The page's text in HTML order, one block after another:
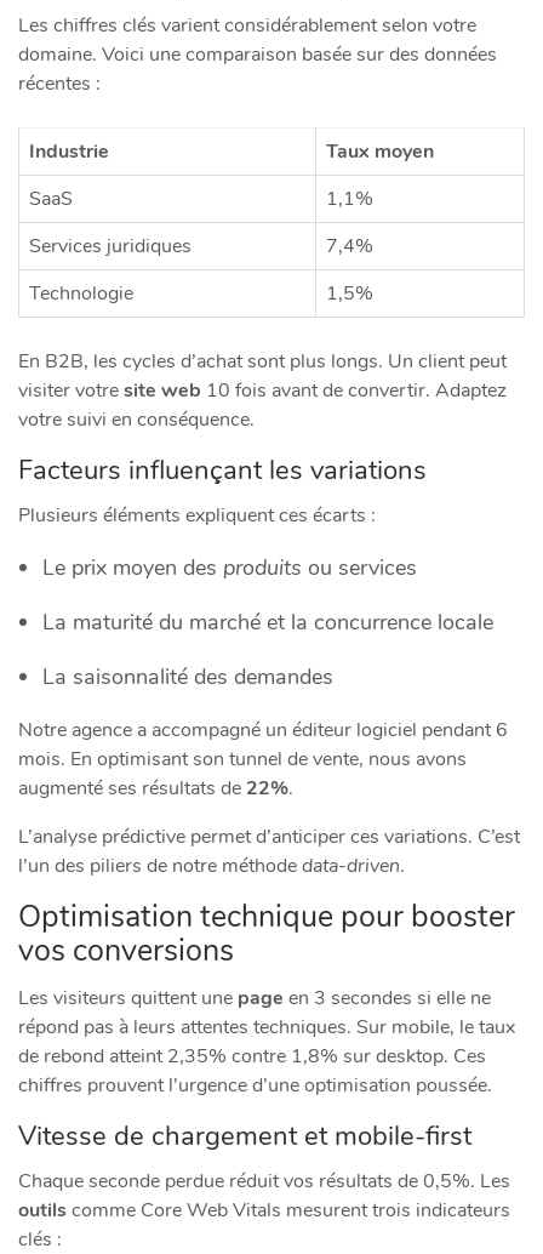
Les chiffres clés varient considérablement selon votre
domaine. Voici une comparaison basée sur des données
récentes :
Industrie
Taux moyen
SaaS
1,1%
Services juridiques
7,4%
Technologie
1,5%
En B2B, les cycles d’achat sont plus longs. Un client peut
visiter votresite web 10 fois avant de convertir. Adaptez
votre suivi en conséquence.
Facteurs influençant les variations
Plusieurs éléments expliquent ces écarts :
Le prix moyen des produits ou services
La maturité du marché et la concurrence locale
La saisonnalité des demandes
Notre agence a accompagné un éditeur logiciel pendant 6
mois. En optimisant son tunnel de vente, nous avons
augmenté ses résultats de 22%.
L’analyse prédictive permet d’anticiper ces variations. C’est
l’un des piliers de notre méthodedata-driven.
Optimisation technique pour booster
vos conversions
Les visiteurs quittent une page en 3 secondes si elle ne
répond pas à leurs attentes techniques. Sur mobile, le taux
de rebond atteint 2,35% contre 1,8% sur desktop. Ces
chiffres prouvent l’urgence d’une optimisation poussée.
Vitesse de chargement et mobile-first
Chaque seconde perdue réduit vos résultats de 0,5%. Les
outilscomme Core Web Vitals mesurent trois indicateurs
clés :